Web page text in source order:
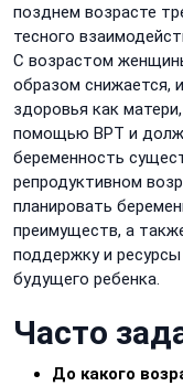
позднем возрасте
тесного
С возрастом
образом снижается,
здоровья как
помощью ВРТ и
беременность
репродуктивном
планировать
преимуществ, а
поддержку и
будущего ребенка.
Часто
До какого